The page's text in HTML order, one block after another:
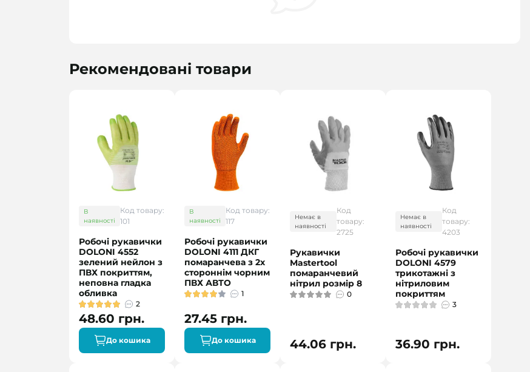
Рекомендовані товари
В
наявності
Код товару:
101
Робочі рукавички
DOLONI 4552
зелений нейлон з
ПВХ покриттям,
неповна гладка
обливка
2
48.60 грн.
До кошика
В
наявності
Код товару:
117
Робочі рукавички
DOLONI 4111 ДКГ
помаранчева з 2х
стороннім чорним
ПВХ АВТО
1
27.45 грн.
До кошика
Немає в
наявності
Код
товару:
2725
Рукавички
Mastertool
помаранчевий
нітрил розмір 8
0
44.06 грн.
Немає в
наявності
Код
товару:
4203
Робочі рукавички
DOLONI 4579
трикотажні з
нітриловим
покриттям
3
36.90 грн.